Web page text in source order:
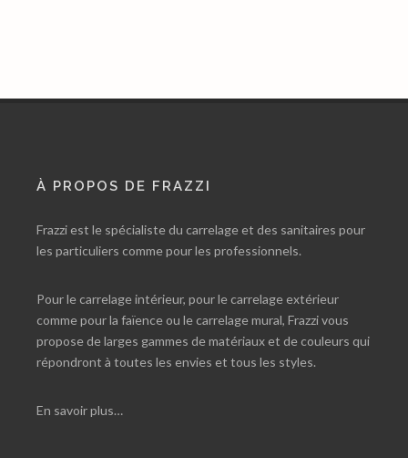
À PROPOS DE FRAZZI
Frazzi est le spécialiste du carrelage et des sanitaires pour
les particuliers comme pour les professionnels.
Pour le carrelage intérieur, pour le carrelage extérieur
comme pour la faïence ou le carrelage mural, Frazzi vous
propose de larges gammes de matériaux et de couleurs qui
répondront à toutes les envies et tous les styles.
En savoir plus…